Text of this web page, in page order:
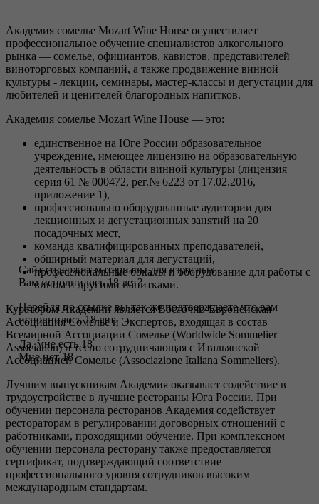
Академия сомелье Mozart Wine House осуществляет
профессиональное обучение специалистов алкогольного
рынка — сомелье, официантов, кавистов, представителей
виноторговых компаний, а также продвижение винной
культуры - лекции, семинары, мастер-классы и дегустации для
любителей и ценителей благородных напитков.
Академия сомелье Mozart Wine House — это:
единственное на Юге России образовательное
учреждение, имеющее лицензию на образовательную
деятельность в области винной культуры (лицензия
серия 61 № 000472, рег.№ 6223 от 17.02.2016,
приложение 1),
профессионально оборудованные аудитории для
лекционных и дегустационных занятий на 20
посадочных мест,
команда квалифицированных преподавателей,
обширный материал для дегустаций,
профессиональные бокалы и оборудование для работы с
вином и другими напитками.
Куратором Академии является Восточно-Европейская
Ассоциация Сомелье и Экспертов, входящая в состав
Всемирной Ассоциации Сомелье (Worldwide Sommelier
Association) и тесно сотрудничающая с Итальянской
Ассоциацией Сомелье (Associazione Italiana Sommeliers).
Лучшим выпускникам Академия оказывает содействие в
трудоустройстве в лучшие рестораны Юга России. При
обучении персонала ресторанов Академия содействует
рестораторам в регулировании договорных отношений с
работниками, проходящими обучение. При комплексном
обучении персонала ресторану также предоставляется
сертификат, подтверждающий соответствие
профессионального уровня сотрудников высоким
международным стандартам.
Сайт содержит материалы для взрослых
Вам исполнилось 18 лет?
Перейдя по ссылке вы так же подтверждаете что вам
исполнилось 18 лет
Да, мне есть 18
Мне нет 18